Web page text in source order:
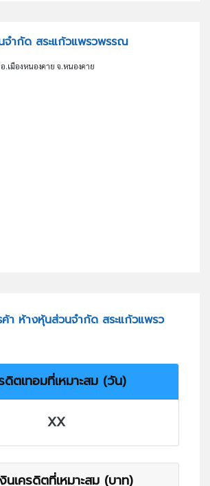
ำกัด สระแก้วแพรวพรรณ
.เมืองหนองคาย จ.หนองคาย
ค้า ห้างหุ้นส่วนจำกัด สระแก้วแพรว
ดิตเทอมที่เหมาะสม (วัน)
XX
นเครดิตที่เหมาะสม (บาท)